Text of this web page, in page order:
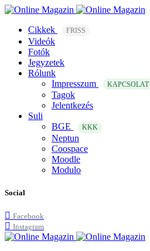
Cikkek FRISS
Videók
Fotók
Jegyzetek
Rólunk
Impresszum
KAPCSOLAT
Tagok
Jelentkezés
Suli
BGE
KKK
Neptun
Coospace
Moodle
Modulo
Social
Facebook
Instagram